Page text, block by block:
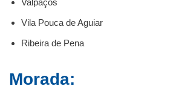
Valpaços
Vila Pouca de Aguiar
Ribeira de Pena
Morada: